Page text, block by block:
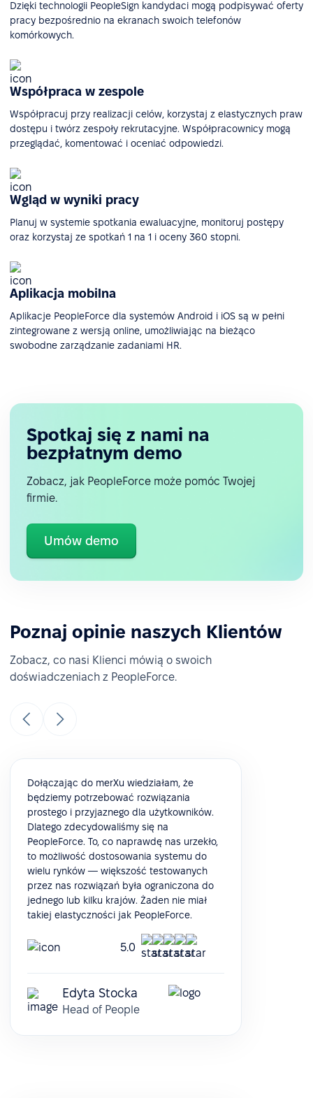
Dzięki technologii PeopleSign kandydaci mogą podpisywać oferty
pracy bezpośrednio na ekranach swoich telefonów
komórkowych.
Współpraca w zespole
Współpracuj przy realizacji celów, korzystaj z elastycznych praw
dostępu i twórz zespoły rekrutacyjne. Współpracownicy mogą
przeglądać, komentować i oceniać odpowiedzi.
Wgląd w wyniki pracy
Planuj w systemie spotkania ewaluacyjne, monitoruj postępy
oraz korzystaj ze spotkań 1 na 1 i oceny 360 stopni.
Aplikacja mobilna
Aplikacje PeopleForce dla systemów Android i iOS są w pełni
zintegrowane z wersją online, umożliwiając na bieżąco
swobodne zarządzanie zadaniami HR.
Spotkaj się z nami na
bezpłatnym demo
Zobacz, jak PeopleForce może pomóc Twojej
firmie.
Umów demo
Poznaj opinie naszych Klientów
Zobacz, co nasi Klienci mówią o swoich
doświadczeniach z PeopleForce.
Dołączając do merXu wiedziałam, że
będziemy potrzebować rozwiązania
prostego i przyjaznego dla użytkowników.
Dlatego zdecydowaliśmy się na
PeopleForce. To, co naprawdę nas urzekło,
to możliwość dostosowania systemu do
wielu rynków — większość testowanych
przez nas rozwiązań była ograniczona do
jednego lub kilku krajów. Żaden nie miał
takiej elastyczności jak PeopleForce.
5.0
Edyta Stocka
Head of People